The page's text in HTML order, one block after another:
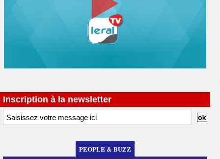
Inscription à la newsletter
PEOPLE & BUZZ